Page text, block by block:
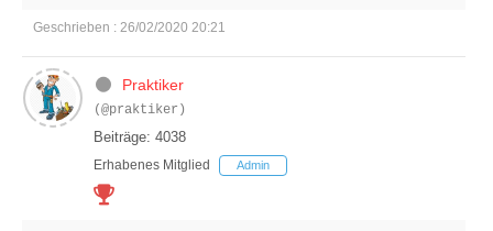
Geschrieben : 26/02/2020 20:21
Praktiker
(@praktiker)
Beiträge: 4038
Erhabenes Mitglied Admin